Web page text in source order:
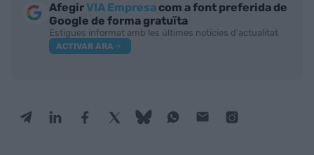
AfegirVIA Empresa com a font preferida de
Google de forma gratuïta
Estigues informat amb les últimes notícies d'actualitat
ACTIVAR ARA